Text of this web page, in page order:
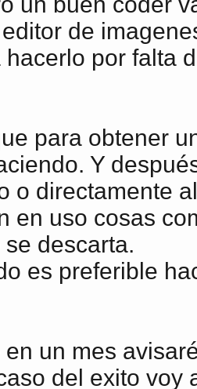
de
por falta
para obtener
Y
o directamente
en uso cosas
descarta.
es preferible
en un mes
del exito voy